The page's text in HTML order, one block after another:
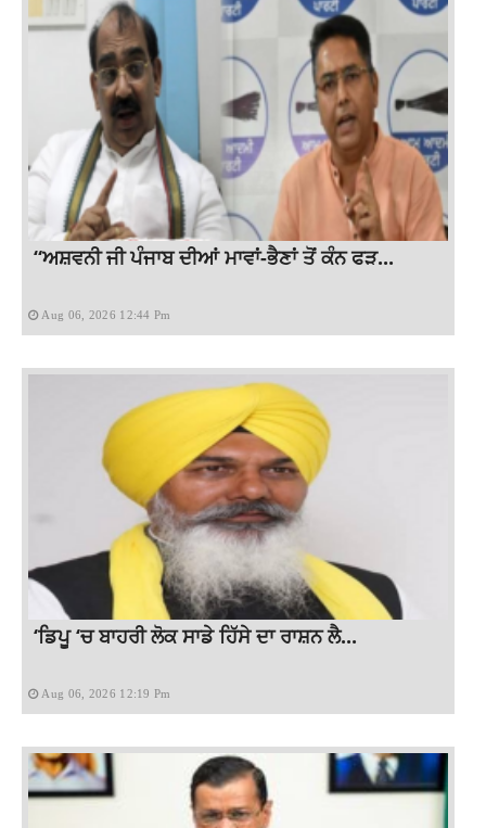
“ਅਸ਼ਵਨੀ ਜੀ ਪੰਜਾਬ ਦੀਆਂ ਮਾਵਾਂ-ਭੈਣਾਂ ਤੋਂ ਕੰਨ ਫੜ...
Aug 06, 2026 12:44 Pm
‘ਡਿਪੂ ‘ਚ ਬਾਹਰੀ ਲੋਕ ਸਾਡੇ ਹਿੱਸੇ ਦਾ ਰਾਸ਼ਨ ਲੈ...
Aug 06, 2026 12:19 Pm